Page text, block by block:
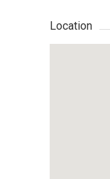
Location